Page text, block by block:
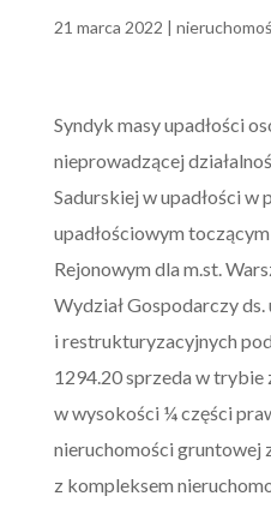
21 marca 2022 |
Syndyk masy upadłości
nieprowadzącej
Sadurskiej w upadłości w
upadłościowym
Rejonowym dla m.st.
Wydział Gospodarczy ds.
i restrukturyzacyjnych
1294.20 sprzeda w trybie
w wysokości ¼ części
nieruchomości gruntowej
z kompleksem